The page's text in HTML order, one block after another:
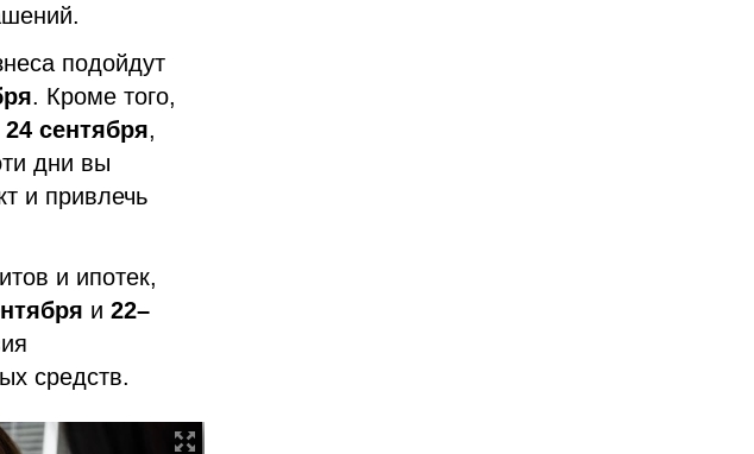
подойдут
. Кроме того,
24 сентября,
дни вы
и привлечь
и ипотек,
и 22–
средств.